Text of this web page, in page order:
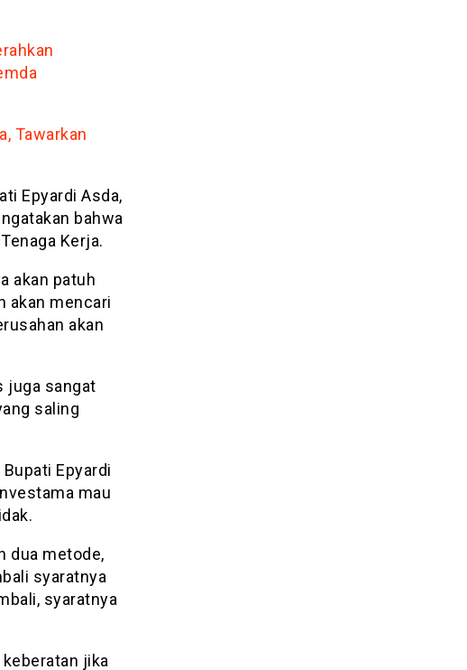
Tawarkan
Epyardi Asda,
bahwa
Kerja.
akan patuh
akan mencari
akan
juga sangat
saling
Epyardi
mau
dua metode,
syaratnya
syaratnya
jika